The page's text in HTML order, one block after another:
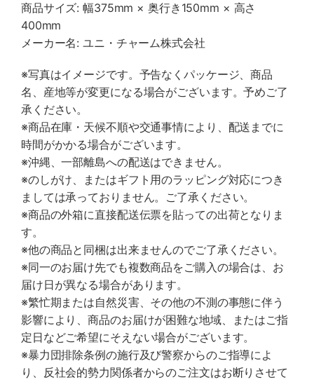
商品サイズ: 幅375mm × 奥行き150mm × 高さ
400mm
メーカー名: ユニ・チャーム株式会社
※写真はイメージです。予告なくパッケージ、商品
名、産地等が変更になる場合がございます。予めご了
承ください。
※商品在庫・天候不順や交通事情により、配送までに
時間がかかる場合がございます。
※沖縄、一部離島への配送はできません。
※のしがけ、またはギフト用のラッピング対応につき
ましては承っておりません。ご了承ください。
※商品の外箱に直接配送伝票を貼っての出荷となりま
す。
※他の商品と同梱は出来ませんのでご了承ください。
※同一のお届け先でも複数商品をご購入の場合は、お
届け日が異なる場合があります。
※繁忙期または自然災害、その他の不測の事態に伴う
影響により、商品のお届けが困難な地域、またはご指
定日などご希望にそえない場合がございます。
※暴力団排除条例の施行及び警察からのご指導によ
り、反社会的勢力関係者からのご注文はお断りさせて